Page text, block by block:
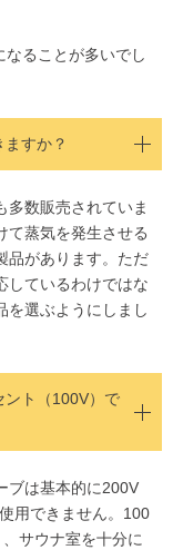
ることが多いでし
すか？
多数販売されていま
て蒸気を発生させる
品があります。ただ
しているわけではな
を選ぶようにしまし
ント（100V）で
ブは基本的に200V
用できません。100
サウナ室を十分に